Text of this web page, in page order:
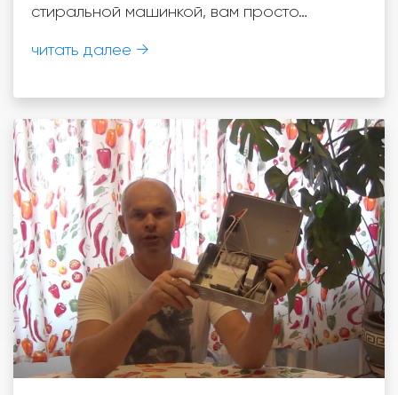
стиральной машинкой, вам просто…
читать далее →